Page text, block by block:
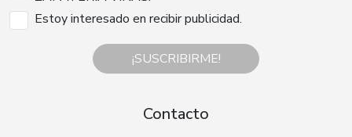
Estoy interesado en recibir publicidad.
¡SUSCRIBIRME!
Contacto